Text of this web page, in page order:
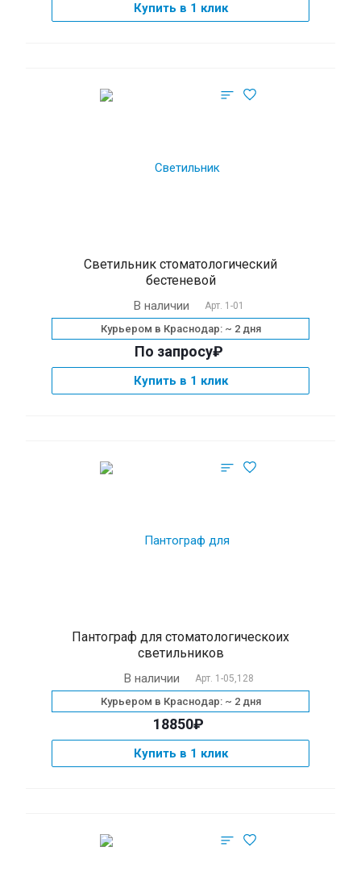
Купить в 1 клик
Светильник стоматологический
бестеневой
В наличии Арт. 1-01
Курьером в Краснодар: ~ 2 дня
По запросу₽
Купить в 1 клик
Пантограф для cтоматологическоих
светильников
В наличии Арт. 1-05,128
Курьером в Краснодар: ~ 2 дня
18850₽
Купить в 1 клик